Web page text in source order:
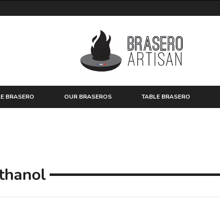
BRASERO OUR BRASEROS TABLE BRASERO